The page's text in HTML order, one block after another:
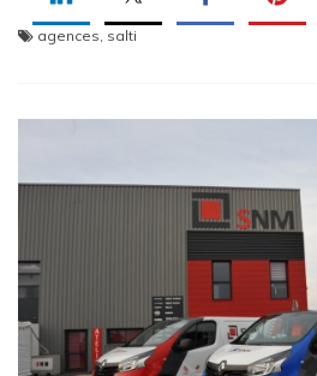
agences salti